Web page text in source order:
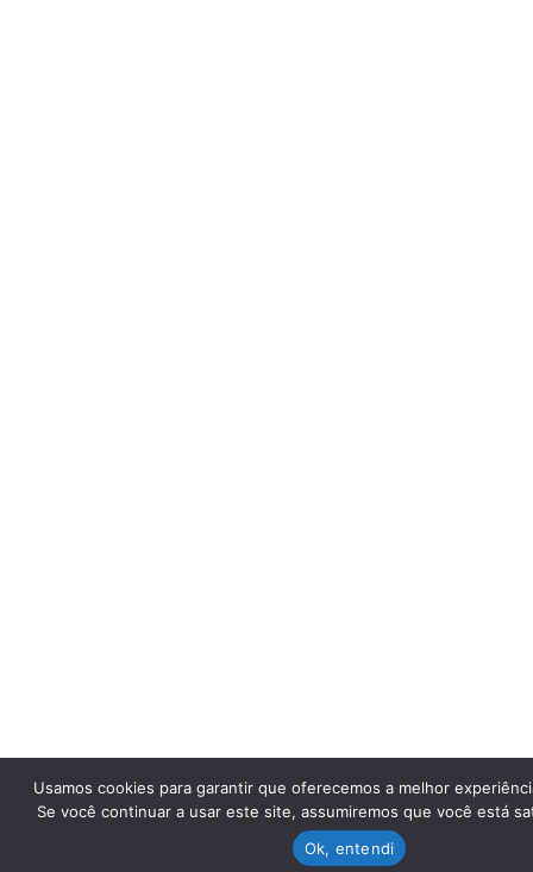
Usamos cookies para garantir que oferecemos a melhor
Se você continuar a usar este site, assumiremos que você está
Ok, entendi